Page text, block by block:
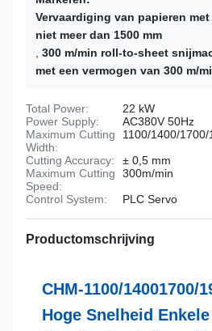
Vervaardiging van papieren
niet meer dan 1500 mm
300 m/min roll-to-sheet
met een vermogen van 300 m/
Total Power:
22 kW
Power Supply:
AC380V 50Hz
Maximum Cutting
Width:
1100/1400/1700/
Cutting Accuracy:
± 0,5 mm
Maximum Cutting
Speed:
300m/min
Control System:
PLC Servo
Productomschrijving
CHM-1100/14001700/
Hoge Snelheid